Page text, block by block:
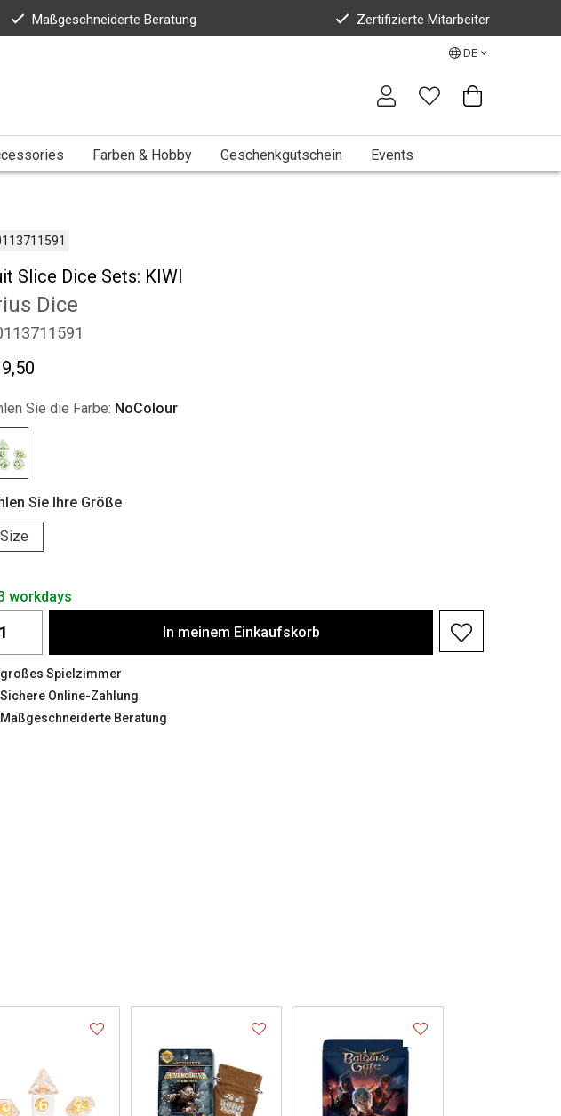
Maßgeschneiderte Beratung Zertifizierte Mitarbeiter
DE
Farben & Hobby Geschenkgutschein Events
Slice Dice Sets: KIWI
Dice
Sie die Farbe: NoColour
Sie Ihre Größe
workdays
In meinem Einkaufskorb
großes Spielzimmer
Sichere Online-Zahlung
Maßgeschneiderte Beratung